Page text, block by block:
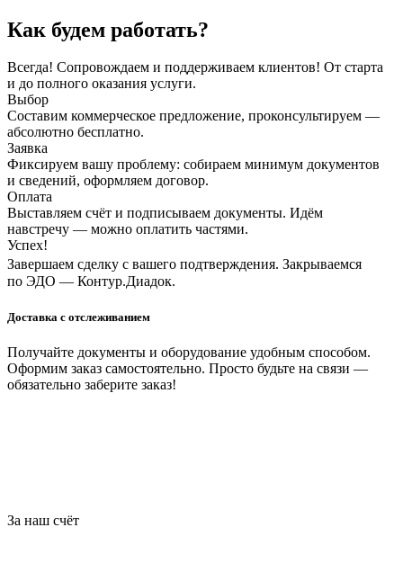
Как будем работать?
Всегда! Сопровождаем и поддерживаем клиентов! От старта
и до полного оказания услуги.
Выбор
Составим коммерческое предложение, проконсультируем —
абсолютно бесплатно.
Заявка
Фиксируем вашу проблему: собираем минимум документов
и сведений, оформляем договор.
Оплата
Выставляем счёт и подписываем документы. Идём
навстречу — можно оплатить частями.
Успех!
Завершаем сделку с вашего подтверждения. Закрываемся
по ЭДО — Контур.Диадок.
Доставка с отслеживанием
Получайте документы и оборудование удобным способом.
Оформим заказ самостоятельно. Просто будьте на связи —
обязательно заберите заказ!
За наш счёт